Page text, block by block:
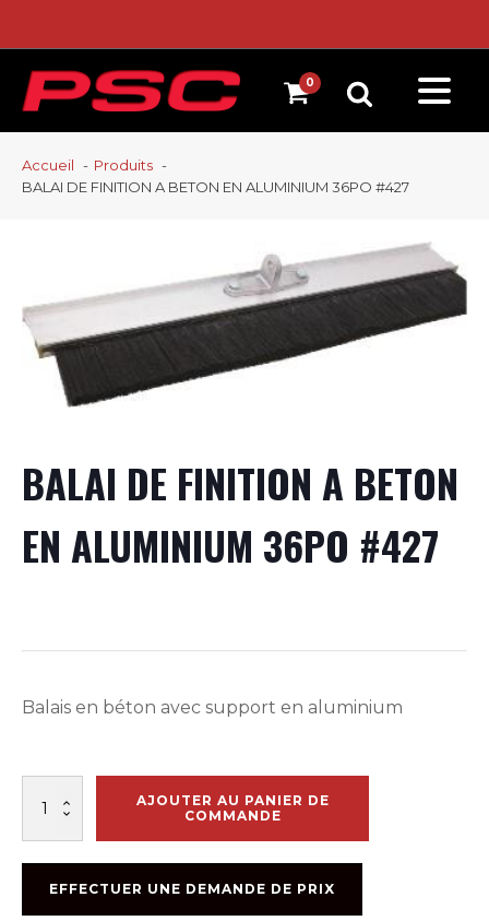
Accueil
Produits
BALAI DE FINITION A BETON EN ALUMINIUM 36PO #427
BALAI DE FINITION A BETON
EN ALUMINIUM 36PO #427
Balais en béton avec support en aluminium
AJOUTER AU PANIER DE
COMMANDE
EFFECTUER UNE DEMANDE DE PRIX